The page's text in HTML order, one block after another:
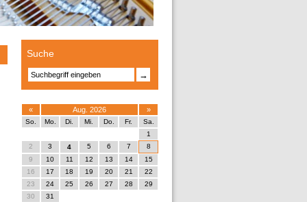
Suche
→
« Aug. 2026 »
So. Mo. Di. Mi. Do. Fr.
Sa.
1
2
3 4 5 6 7
8
9
10 11 12 13 14
15
16
17 18 19 20 21
22
23
24 25 26 27 28
29
30
31